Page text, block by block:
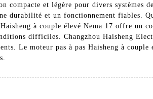
compacte et légère pour divers systèmes
durabilité et un fonctionnement fiables.
à couple élevé Nema 17 offre un
difficiles. Changzhou Haisheng
Le moteur pas à pas Haisheng à